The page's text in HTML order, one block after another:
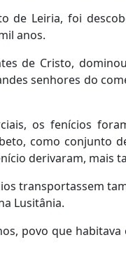
de Leiria, foi
anos.
de Cristo,
senhores do
os fenícios
como conjunto
derivaram, mais
transportassem
Lusitânia.
povo que